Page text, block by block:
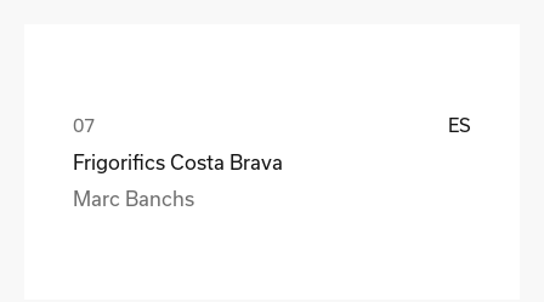
ES
Frigorifics Costa Brava
Marc Banchs